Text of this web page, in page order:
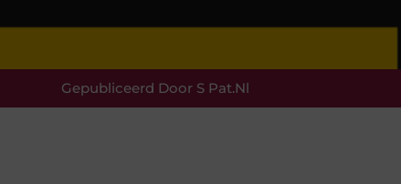
Gepubliceerd Door S Pat.nl